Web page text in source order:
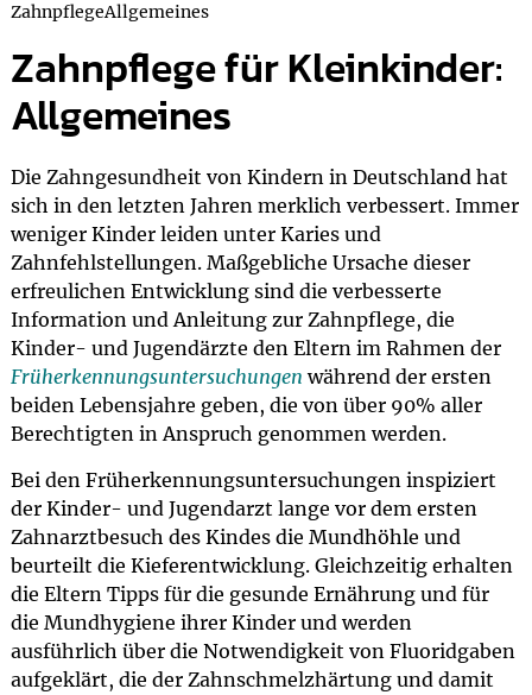
ZahnpflegeAllgemeines
Zahnpflege für Kleinkinder:
Allgemeines
Die Zahngesundheit von Kindern in Deutschland hat
sich in den letzten Jahren merklich verbessert. Immer
weniger Kinder leiden unter Karies und
Zahnfehlstellungen. Maßgebliche Ursache dieser
erfreulichen Entwicklung sind die verbesserte
Information und Anleitung zur Zahnpflege, die
Kinder- und Jugendärzte den Eltern im Rahmen der
Früherkennungsuntersuchungen während der ersten
beiden Lebensjahre geben, die von über 90% aller
Berechtigten in Anspruch genommen werden.
Bei den Früherkennungsuntersuchungen inspiziert
der Kinder- und Jugendarzt lange vor dem ersten
Zahnarztbesuch des Kindes die Mundhöhle und
beurteilt die Kieferentwicklung. Gleichzeitig erhalten
die Eltern Tipps für die gesunde Ernährung und für
die Mundhygiene ihrer Kinder und werden
ausführlich über die Notwendigkeit von Fluoridgaben
aufgeklärt, die der Zahnschmelzhärtung und damit